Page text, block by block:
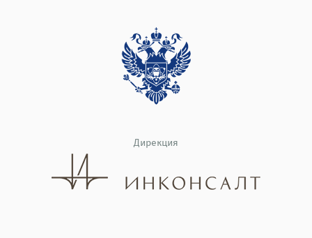
Дирекция